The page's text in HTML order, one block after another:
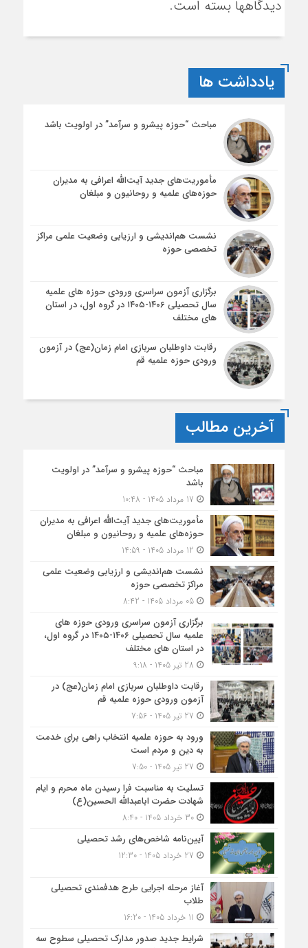
دیدگاهها بسته است.
یادداشت ها
مباحث “حوزه پیشرو و سرآمد” در اولویت باشد
مأموریت‌های جدید آیت‌الله اعرافی به مدیران
حوزه‌های علمیه و روحانیون و مبلغان
نشست هم‌اندیشی و ارزیابی وضعیت علمی مراکز
تخصصی حوزه
برگزاری آزمون سراسری ورودی حوزه های علمیه
سال تحصیلی ۱۴۰۶-۱۴۰۵ در گروه اول، در استان
های مختلف
رقابت داوطلبان سربازی امام زمان(عج) در آزمون
ورودی حوزه علمیه قم
آخرین مطالب
مباحث “حوزه پیشرو و سرآمد” در اولویت
باشد
مأموریت‌های جدید آیت‌الله اعرافی به مدیران
حوزه‌های علمیه و روحانیون و مبلغان
نشست هم‌اندیشی و ارزیابی وضعیت علمی
مراکز تخصصی حوزه
05 مرداد 1405 - 8:42
برگزاری آزمون سراسری ورودی حوزه های
علمیه سال تحصیلی ۱۴۰۶-۱۴۰۵ در گروه اول،
در استان های مختلف
رقابت داوطلبان سربازی امام زمان(عج) در
آزمون ورودی حوزه علمیه قم
ورود به حوزه علمیه انتخاب راهی برای خدمت
به دین و مردم است
تسلیت به مناسبت فرا رسیدن ماه محرم و ایام
شهادت حضرت اباعبدالله الحسین(ع)
30 خرداد 1405 - 8:40
آیین‌نامه شاخص‌های رشد تحصیلی
آغاز مرحله اجرایی طرح هدفمندی تحصیلی
طلاب
شرایط جدید صدور مدارک تحصیلی سطوح سه